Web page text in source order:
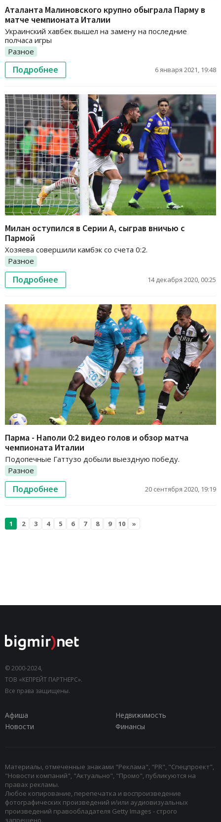
Аталанта Малиновского крупно обыграла Парму в
матче чемпионата Италии
Украинский хавбек вышел на замену на последние
полчаса игры
Разное
Подробнее 6 января 2021, 19:48
Милан оступился в Серии А, сыграв вничью с
Пармой
Хозяева совершили камбэк со счета 0:2.
Разное
Подробнее 14 декабря 2020, 00:25
Парма - Наполи 0:2 видео голов и обзор матча
чемпионата Италии
Подопечные Гаттузо добыли выездную победу.
Разное
Подробнее 20 сентября 2020, 19:19
1 2 3 4 5 6 7 8 9 10 »
© 2000-2024,
ТОВ «КЕПРЕЙТ ПАРТНЕРС».
Все права защищены.
Афиша
Недвижимость
Новости
Финансы
Материалы, отмеченные знаками "Реклама", "PR", "Спецпроект",
"Новости компаний", "Актуально", "Промо", публикуются на
правах рекламы.
Любое копирование, перепечатка и воспроизведение
фотографических произведений и/или аудиовизуальных
произведений правообладателя Getty Images - строго
запрещено.